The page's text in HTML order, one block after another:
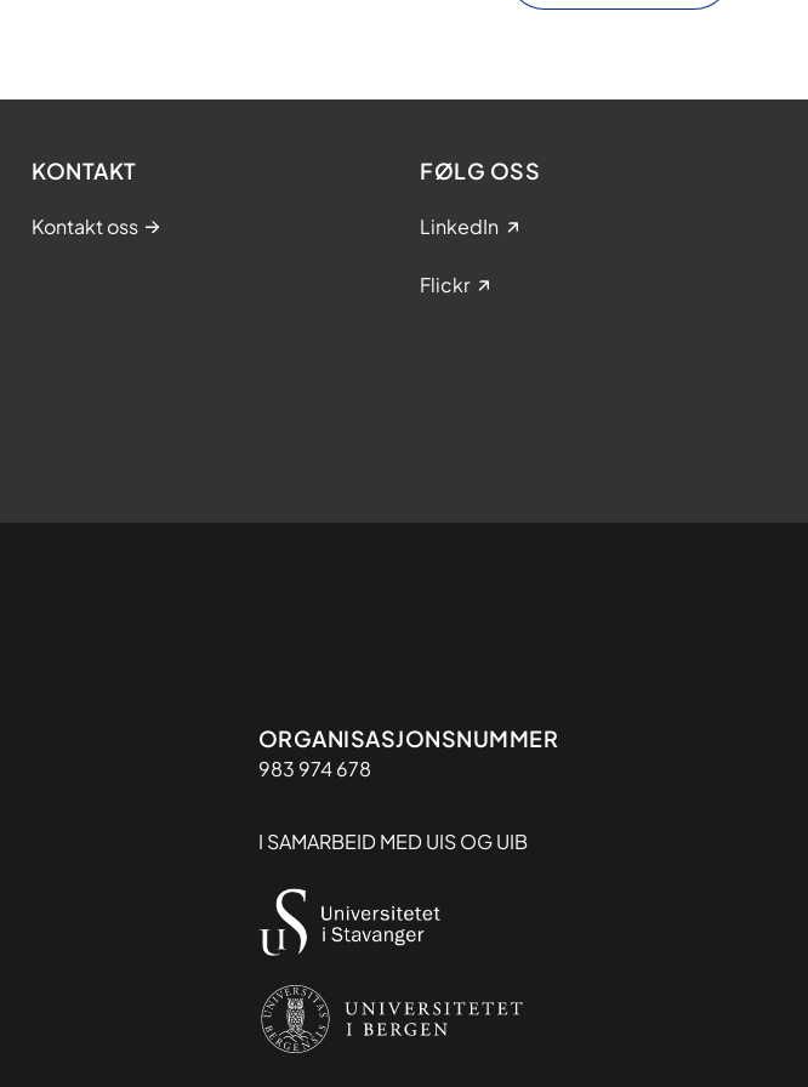
KONTAKT
Kontakt oss
FØLG OSS
LinkedIn
Flickr
Organisasjon
ORGANISASJONSNUMMER
983 974 678
I SAMARBEID MED UIS OG UIB